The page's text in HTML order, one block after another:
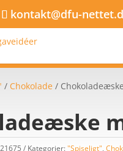
kontakt@dfu-
/ Chokolade /
21675 Kategorier:"Spiseligt",